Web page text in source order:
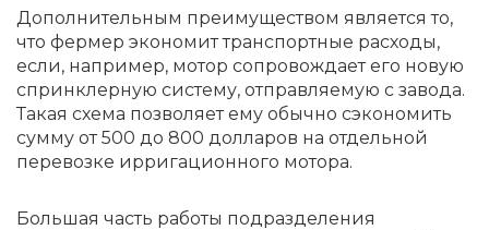
Дополнительным преимуществом является то,
что фермер экономит транспортные расходы,
если, например, мотор сопровождает его новую
спринклерную систему, отправляемую с завода.
Такая схема позволяет ему обычно сэкономить
сумму от 500 до 800 долларов на отдельной
перевозке ирригационного мотора.
Большая часть работы подразделения